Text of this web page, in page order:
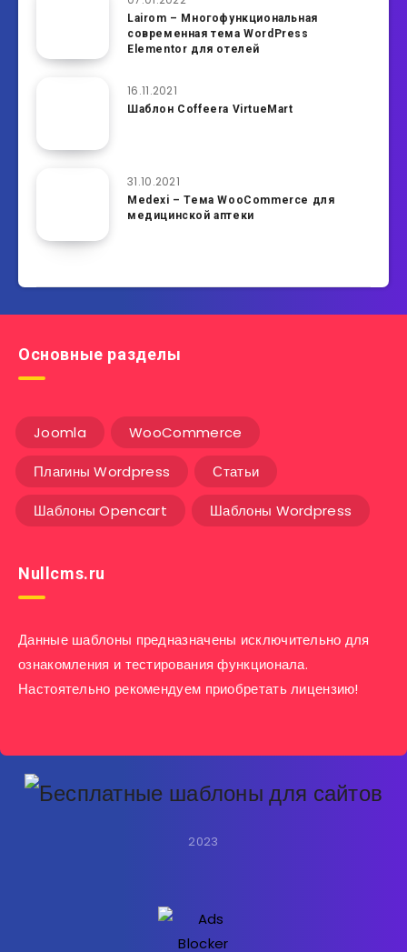
Lairom – Многофункциональная
современная тема WordPress
Elementor для отелей
16.11.2021
Шаблон Coffeera VirtueMart
31.10.2021
Medexi – Тема WooCommerce для
медицинской аптеки
Основные разделы
Joomla WooCommerce
Плагины Wordpress Статьи
Шаблоны Opencart Шаблоны Wordpress
Nullcms.ru
Данные шаблоны предназначены исключительно для
ознакомления и тестирования функционала.
Настоятельно рекомендуем приобретать лицензию!
2023